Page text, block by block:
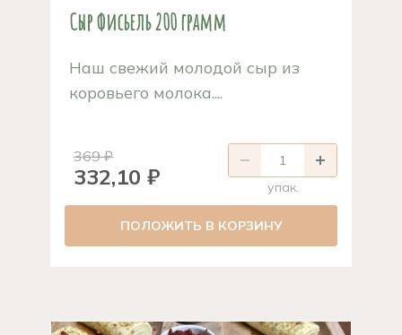
Сыр Фисьель 200 грамм
Наш свежий молодой сыр из
коровьего молока....
369 ₽
332,10 ₽ упак.
ПОЛОЖИТЬ В КОРЗИНУ